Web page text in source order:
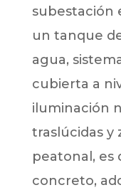
subestación
un tanque
agua,
cubierta a
iluminación
traslúcidas y
peatonal, es
concreto,